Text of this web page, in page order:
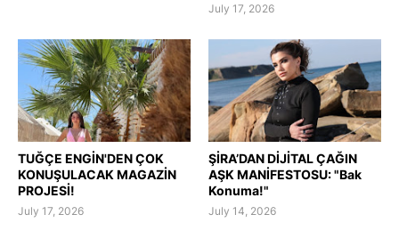
July 17, 2026
TUĞÇE ENGİN'DEN ÇOK
KONUŞULACAK MAGAZİN
PROJESİ!
July 17, 2026
ŞİRA’DAN DİJİTAL ÇAĞIN
AŞK MANİFESTOSU: "Bak
Konuma!"
July 14, 2026